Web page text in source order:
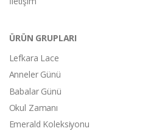
ÜRÜN GRUPLARI
Lefkara Lace
Anneler Günü
Babalar Günü
Okul Zamanı
Emerald Koleksiyonu